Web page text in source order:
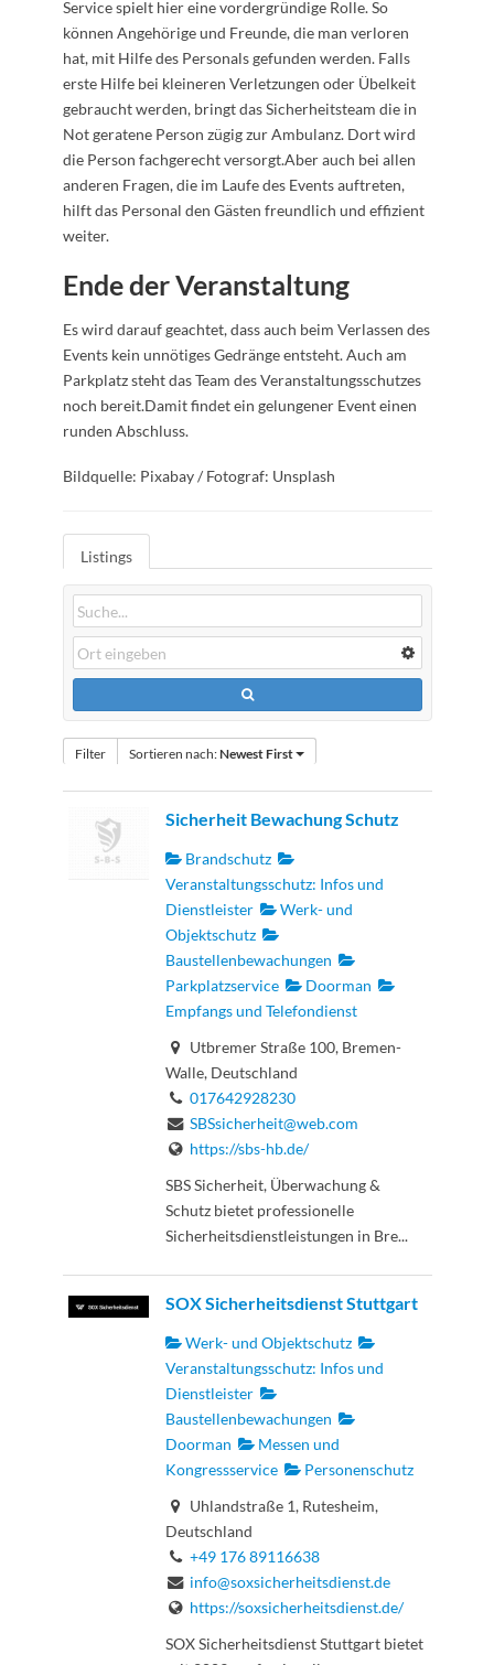
Service spielt hier eine vordergründige Rolle. So
können Angehörige und Freunde, die man verloren
hat, mit Hilfe des Personals gefunden werden. Falls
erste Hilfe bei kleineren Verletzungen oder Übelkeit
gebraucht werden, bringt das Sicherheitsteam die in
Not geratene Person zügig zur Ambulanz. Dort wird
die Person fachgerecht versorgt.Aber auch bei allen
anderen Fragen, die im Laufe des Events auftreten,
hilft das Personal den Gästen freundlich und effizient
weiter.
Ende der Veranstaltung
Es wird darauf geachtet, dass auch beim Verlassen des
Events kein unnötiges Gedränge entsteht. Auch am
Parkplatz steht das Team des Veranstaltungsschutzes
noch bereit.Damit findet ein gelungener Event einen
runden Abschluss.
Bildquelle: Pixabay / Fotograf: Unsplash
Listings
Filter Sortieren nach:Newest First
Sicherheit Bewachung Schutz
Brandschutz
Veranstaltungsschutz: Infos und
Dienstleister
Werk- und
Objektschutz
Baustellenbewachungen
Parkplatzservice
Doorman
Empfangs und Telefondienst
Utbremer Straße 100, Bremen-
Walle, Deutschland
017642928230
SBSsicherheit@web.com
https://sbs-hb.de/
SBS Sicherheit, Überwachung &
Schutz bietet professionelle
Sicherheitsdienstleistungen in Bre...
SOX Sicherheitsdienst Stuttgart
Werk- und Objektschutz
Veranstaltungsschutz: Infos und
Dienstleister
Baustellenbewachungen
Doorman
Messen und
Kongressservice
Personenschutz
Uhlandstraße 1, Rutesheim,
Deutschland
+49 176 89116638
info@soxsicherheitsdienst.de
https://soxsicherheitsdienst.de/
SOX Sicherheitsdienst Stuttgart bietet